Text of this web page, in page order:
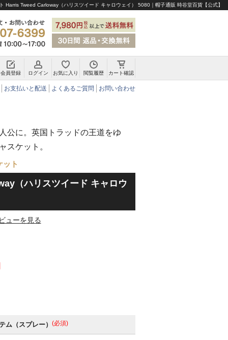
Harris Tweed Carloway（ハリスツイード キャロウェイ） 5080｜帽子通販 時谷堂百貨【公式】
会員登録 ログイン お気に入り 閲覧履歴 カート確認
お支払いと配送 よくあるご質問 お問い合わせ
公に。英国トラッドの王道をゆ
スケット。
ット
（ハリスツイード キャロウ
ューを見る
ム（スプレー） (必須)